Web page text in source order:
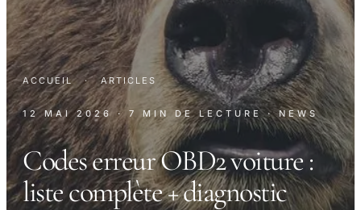
ACCUEIL · ARTICLES
12 MAI 2026 · 7 MIN DE LECTURE · NEWS
Codes erreur OBD2 voiture :
liste complète + diagnostic